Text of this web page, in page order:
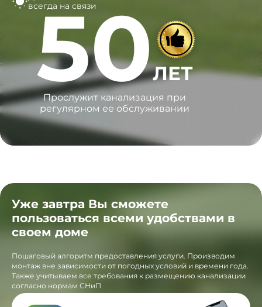
всегда на связи
50ЛЕТ
Прослужит канализация при
регулярном ее обслуживании
Уже завтра Вы сможете
пользоваться всеми удобствами в
своем доме
Пошаговый алгоритм предоставления услуги. Производим
монтаж вне зависимости от погодных условий и времени года.
Также учитываем все требования к размещению канализации
согласно нормам СНиП